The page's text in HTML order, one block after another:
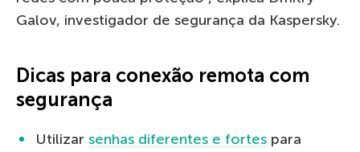
Galov, investigador de segurança da Kaspersky.
Dicas para conexão remota com
segurança
Utilizar senhas diferentes e fortes para